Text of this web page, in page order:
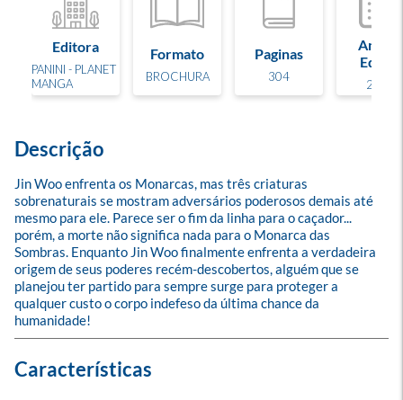
Editora
PANINI - PLANET
MANGA
Formato
BROCHURA
Paginas
304
Ano de
Edição
2026
Descrição
Jin Woo enfrenta os Monarcas, mas três criaturas
sobrenaturais se mostram adversários poderosos demais até
mesmo para ele. Parece ser o fim da linha para o caçador...
porém, a morte não significa nada para o Monarca das
Sombras. Enquanto Jin Woo finalmente enfrenta a verdadeira
origem de seus poderes recém-descobertos, alguém que se
planejou ter partido para sempre surge para proteger a
qualquer custo o corpo indefeso da última chance da
humanidade!